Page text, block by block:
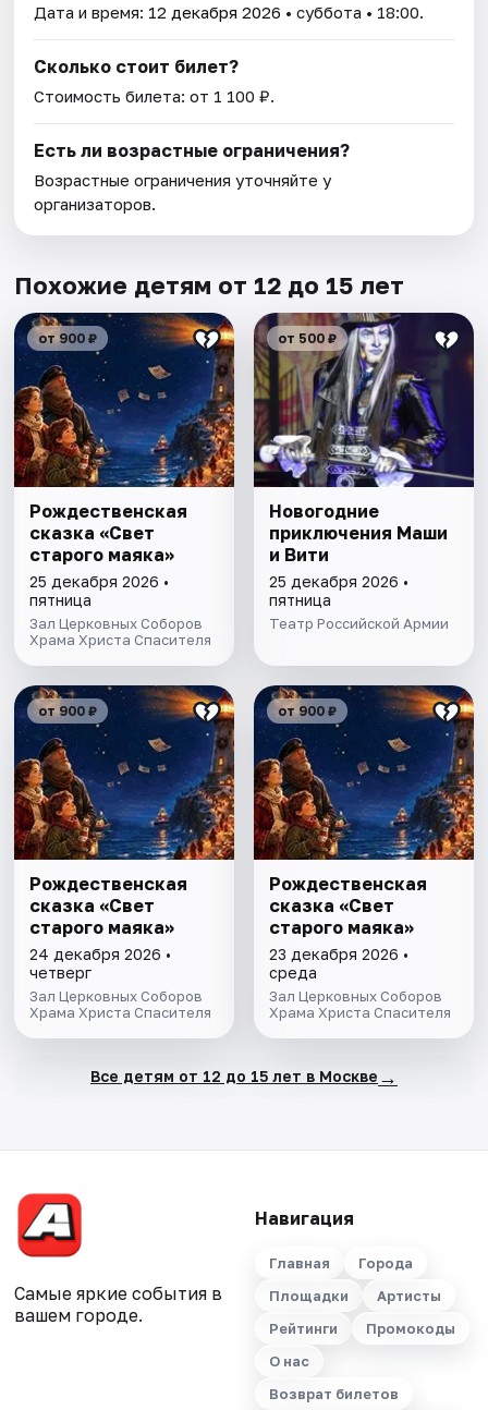
Дата и время: 12 декабря 2026 • суббота • 18:00.
Сколько стоит билет?
Стоимость билета: от 1 100 ₽.
Есть ли возрастные ограничения?
Возрастные ограничения уточняйте у
организаторов.
Похожие детям от 12 до 15 лет
от 900 ₽
Рождественская
сказка «Свет
старого маяка»
25 декабря 2026 •
пятница
Зал Церковных Соборов
Храма Христа Спасителя
от 500 ₽
Новогодние
приключения Маши
и Вити
25 декабря 2026 •
пятница
Театр Российской Армии
от 900 ₽
Рождественская
сказка «Свет
старого маяка»
24 декабря 2026 •
четверг
Зал Церковных Соборов
Храма Христа Спасителя
от 900 ₽
Рождественская
сказка «Свет
старого маяка»
23 декабря 2026 •
среда
Зал Церковных Соборов
Храма Христа Спасителя
Все детям от 12 до 15 лет в Москве →
Самые яркие события в
вашем городе.
Навигация
Главная
Города
Площадки
Артисты
Рейтинги
Промокоды
О нас
Возврат билетов